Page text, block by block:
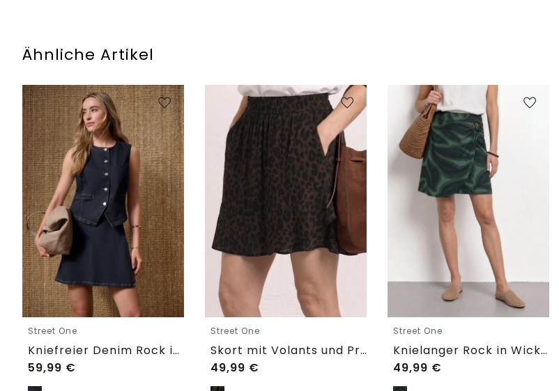
Ähnliche Artikel
Street One
Kniefreier Denim Rock in Wickeloptik
59,99 €
Street One
Skort mit Volants und Print
49,99 €
Street One
Knielanger Rock in Wickeloptik
49,99 €